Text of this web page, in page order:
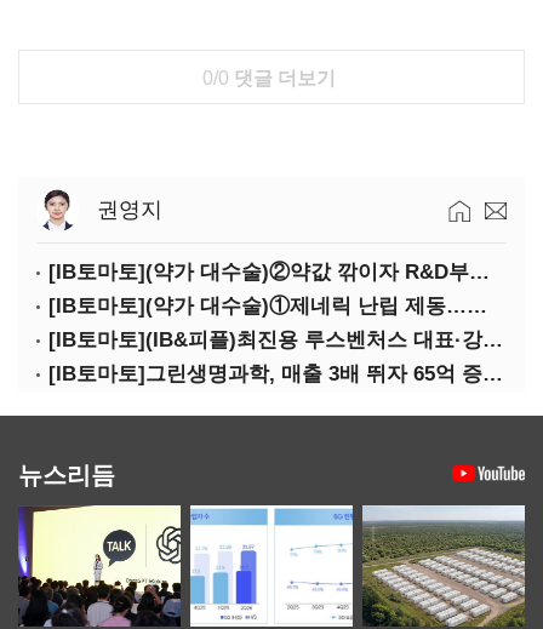
0/0 댓글 더보기
권영지
[IB토마토](약가 대수술)②약값 깎이자 R&D부터 축소…제약업계 비상경영 돌입
[IB토마토](약가 대수술)①제네릭 난립 제동…중소 제약사 수익성 비상
[IB토마토](IB&피플)최진용 루스벤처스 대표·강승순 이사
[IB토마토]그린생명과학, 매출 3배 뛰자 65억 증설…상위 2곳 의존도 82%
뉴스리듬